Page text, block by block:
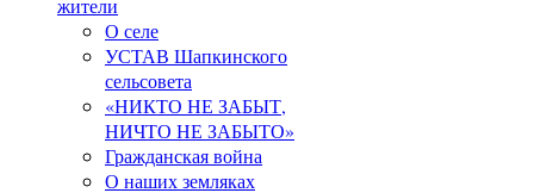
жители
О селе
УСТАВ Шапкинского
сельсовета
«НИКТО НЕ ЗАБЫТ,
НИЧТО НЕ ЗАБЫТО»
Гражданская война
О наших земляках